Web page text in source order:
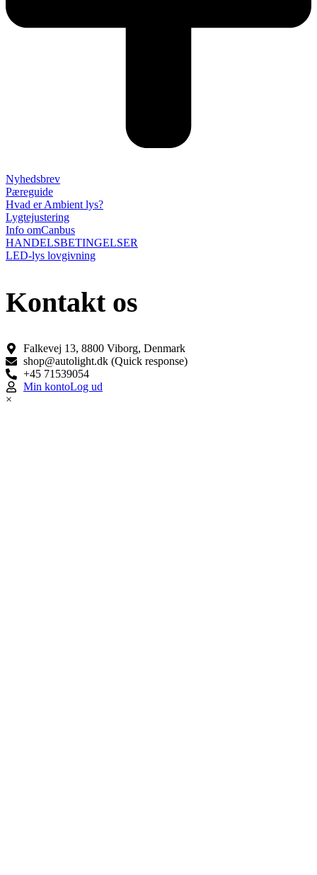
Nyhedsbrev
Pæreguide
Hvad er Ambient lys?
Lygtejustering
Info omCanbus
HANDELSBETINGELSER
LED-lys lovgivning
Kontakt os
Falkevej 13, 8800 Viborg, Denmark
shop@autolight.dk (Quick response)
+45 71539054
Min kontoLog ud
×